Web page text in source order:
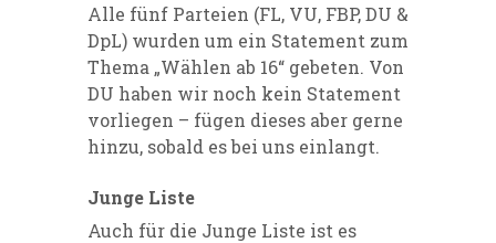
Alle fünf Parteien (FL, VU, FBP, DU &
DpL) wurden um ein Statement zum
Thema „Wählen ab 16“ gebeten. Von
DU haben wir noch kein Statement
vorliegen – fügen dieses aber gerne
hinzu, sobald es bei uns einlangt.
Junge Liste
Auch für die Junge Liste ist es